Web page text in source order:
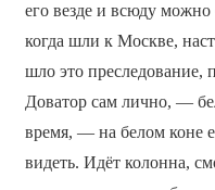
его везде и всюду
когда шли к Москве,
шло это преследование,
Доватор сам лично, —
время, — на белом коне
видеть. Идёт колонна,